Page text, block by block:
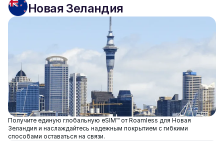
Новая Зеландия
Получите единую глобальную eSIM™ от Roamless для Новая
Зеландия и наслаждайтесь надежным покрытием с гибкими
способами оставаться на связи.